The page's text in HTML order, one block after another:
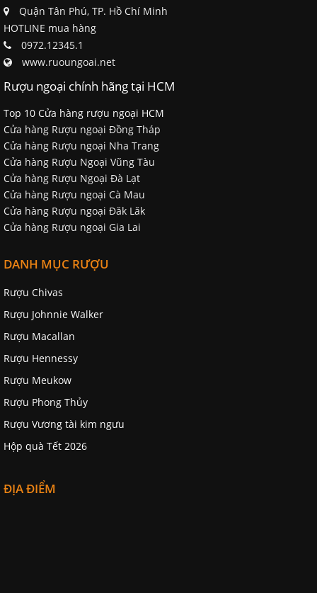
Quận Tân Phú, TP. Hồ Chí Minh
HOTLINE mua hàng
0972.12345.1
www.ruoungoai.net
Rượu ngoại chính hãng tại HCM
Top 10 Cửa hàng rượu ngoại HCM
Cửa hàng Rượu ngoại Đồng Tháp
Cửa hàng Rượu ngoại Nha Trang
Cửa hàng Rượu Ngoại Vũng Tàu
Cửa hàng Rượu Ngoại Đà Lạt
Cửa hàng Rượu ngoại Cà Mau
Cửa hàng Rượu ngoại Đăk Lăk
Cửa hàng Rượu ngoại Gia Lai
DANH MỤC RƯỢU
Rượu Chivas
Rượu Johnnie Walker
Rượu Macallan
Rượu Hennessy
Rượu Meukow
Rượu Phong Thủy
Rượu Vương tài kim ngưu
Hộp quà Tết 2026
ĐỊA ĐIỂM